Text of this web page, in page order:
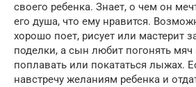
своего ребенка. Знает, о чем он
его душа, что ему нравится.
хорошо поет, рисует или мастерит
поделки, а сын любит погонять мяч
поплавать или покататься лыжах.
навстречу желаниям ребенка и